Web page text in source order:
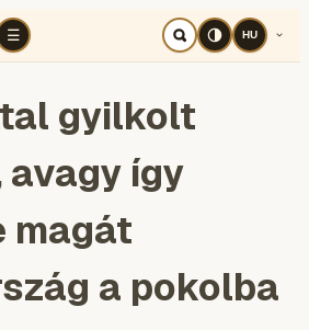
☰ KOGNITÍV HÁBORÚ
HU
gyilkolt
avagy így
magát
a pokolba